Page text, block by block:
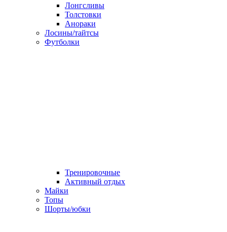
Лонгсливы
Толстовки
Анораки
Лосины/тайтсы
Футболки
Тренировочные
Активный отдых
Майки
Топы
Шорты/юбки